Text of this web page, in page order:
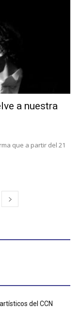
a nuestra
que a partir del 21
del CCN